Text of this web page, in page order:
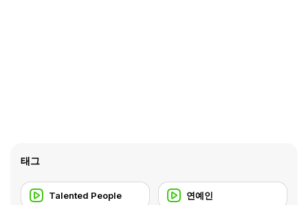
태그
Talented People 연예인